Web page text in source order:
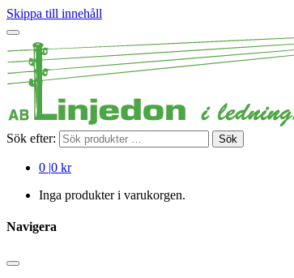
Skippa till innehåll
Sök efter: Sök
0 |0 kr
Inga produkter i varukorgen.
Navigera